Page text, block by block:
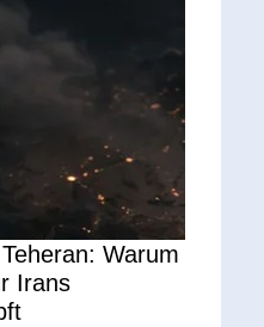
Warum
Irans